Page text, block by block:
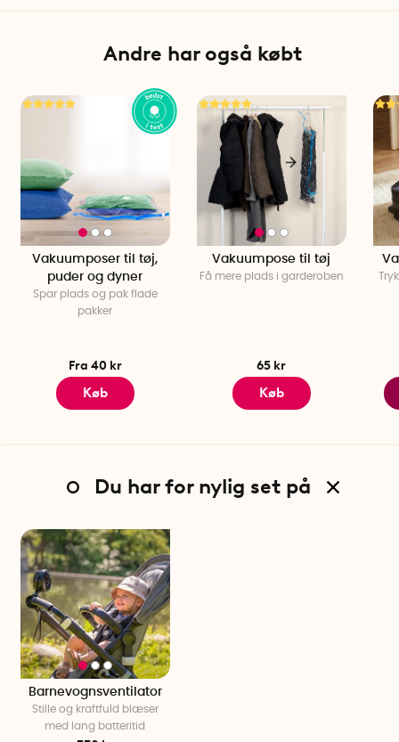
LED-lys: Ja, tre niveauerAndre har også købt
Vakuumposer til tøj,
puder og dyner
Spar plads og pak flade
pakker
Fra 40 kr
Køb
Vakuumpose til tøj
Få mere plads i garderoben
65 kr
Køb
Du har for nylig set på
Barnevognsventilator
Stille og kraftfuld blæser
med lang batteritid